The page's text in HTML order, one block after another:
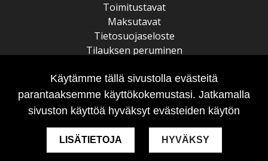
Toimitustavat
Maksutavat
Tietosuojaseloste
Tilauksen peruminen
Käytämme tällä sivustolla evästeitä
parantaaksemme käyttökokemustasi. Jatkamalla
sivuston käyttöä hyväksyt evästeiden käytön
LISÄTIETOJA HYVÄKSY